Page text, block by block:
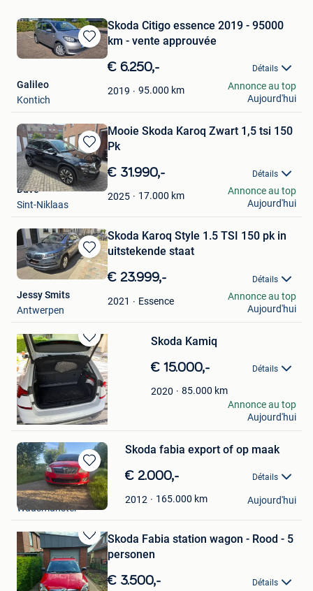
Sauvegarder
dans
Skoda Citigo essence 2019 - 95000
km - vente approuvée
€ 6.250,- Détails
2019 95.000 km
Galileo
Kontich
Annonce au top
Aujourd'hui
Sauvegarder
dans
Mes
Favoris
Mooie Skoda Karoq Zwart 1,5 tsi 150
Pk
€ 31.990,- Détails
2025 17.000 km
Dave
Sint-Niklaas
Annonce au top
Aujourd'hui
Sauvegarder
dans
Skoda Karoq Style 1.5 TSI 150 pk in
uitstekende staat
€ 23.999,- Détails
2021 Essence
Jessy Smits
Antwerpen
Annonce au top
Aujourd'hui
Sauvegarder
dans
Mes
Favoris
Skoda Kamiq
€ 15.000,- Détails
2020 85.000 km
Dom90
Waimes
Annonce au top
Aujourd'hui
Sauvegarder
dans
Mes
Favoris
Skoda fabia export of op maak
€ 2.000,- Détails
2012 165.000 km
mathias
Waasmunster
Aujourd'hui
Sauvegarder
dans
Mes
Favoris
Skoda Fabia station wagon - Rood - 5
personen
€ 3.500,- Détails